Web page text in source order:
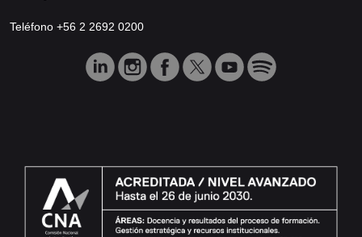
Teléfono +56 2 2692 0200